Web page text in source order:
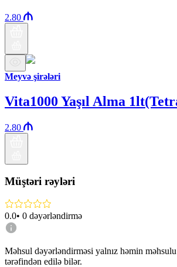
2.80
Meyvə şirələri
Vita1000 Yaşıl Alma
2.80
Müştəri rəyləri
0.0• 0 dəyərləndirmə
Məhsul dəyərləndirməsi yalnız həmin məhsulu
tərəfindən edilə bilər.